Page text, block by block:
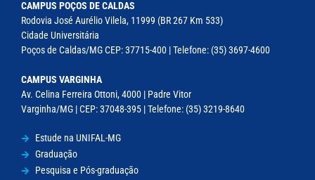
CAMPUS POÇOS DE CALDAS
Rodovia José Aurélio Vilela, 11999 (BR 267 Km 533)
Cidade Universitária
Poços de Caldas/MG CEP: 37715-400 | Telefone: (35) 3697-4600
CAMPUS VARGINHA
Av. Celina Ferreira Ottoni, 4000 | Padre Vitor
Varginha/MG | CEP: 37048-395 | Telefone: (35) 3219-8640
Estude na UNIFAL-MG
Graduação
Pesquisa e Pós-graduação